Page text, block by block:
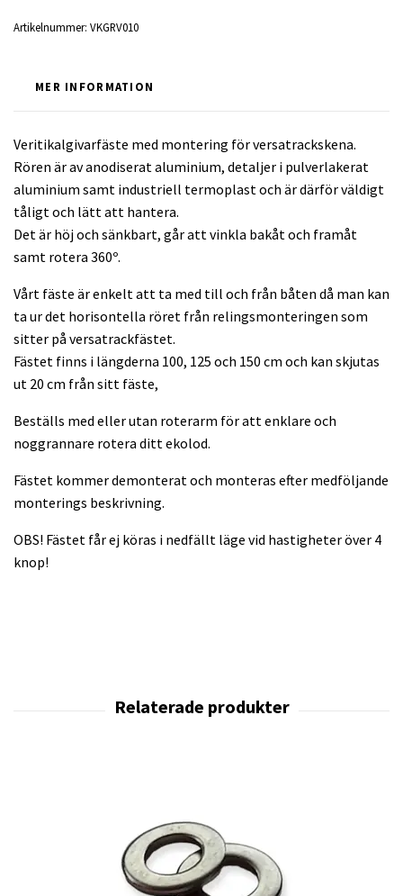
Artikelnummer: VKGRV010
MER INFORMATION
Veritikalgivarfäste med montering för versatrackskena.
Rören är av anodiserat aluminium, detaljer i pulverlakerat
aluminium samt industriell termoplast och är därför väldigt
tåligt och lätt att hantera.
Det är höj och sänkbart, går att vinkla bakåt och framåt
samt rotera 360º.
Vårt fäste är enkelt att ta med till och från båten då man kan
ta ur det horisontella röret från relingsmonteringen som
sitter på versatrackfästet.
Fästet finns i längderna 100, 125 och 150 cm och kan skjutas
ut 20 cm från sitt fäste,
Beställs med eller utan roterarm för att enklare och
noggrannare rotera ditt ekolod.
Fästet kommer demonterat och monteras efter medföljande
monterings beskrivning.
OBS! Fästet får ej köras i nedfällt läge vid hastigheter över 4
knop!